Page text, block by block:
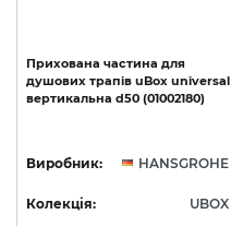
Прихована частина для
душових трапів uBox universal
вертикальна d50 (01002180)
Виробник: HANSGROHE
Колекція: UBOX